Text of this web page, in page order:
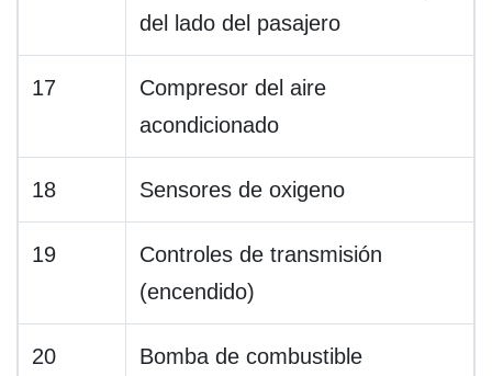
del lado del pasajero
17
Compresor del aire
acondicionado
18 Sensores de oxigeno
19
Controles de transmisión
(encendido)
20 Bomba de combustible